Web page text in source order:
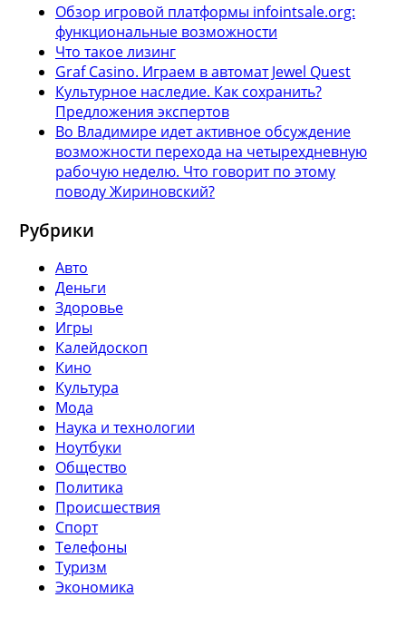
Обзор игровой платформы infointsale.org:
функциональные возможности
Что такое лизинг
Graf Casino. Играем в автомат Jewel Quest
Культурное наследие. Как сохранить?
Предложения экспертов
Во Владимире идет активное обсуждение
возможности перехода на четырехдневную
рабочую неделю. Что говорит по этому
поводу Жириновский?
Рубрики
Авто
Деньги
Здоровье
Игры
Калейдоскоп
Кино
Культура
Мода
Наука и технологии
Ноутбуки
Общество
Политика
Происшествия
Спорт
Телефоны
Туризм
Экономика